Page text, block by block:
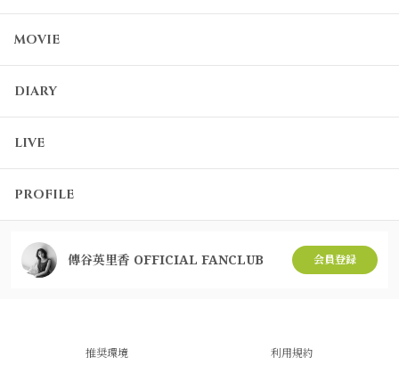
MOVIE
DIARY
LIVE
PROFILE
傳谷英里香 OFFICIAL FANCLUB 会員登録
推奨環境 利用規約